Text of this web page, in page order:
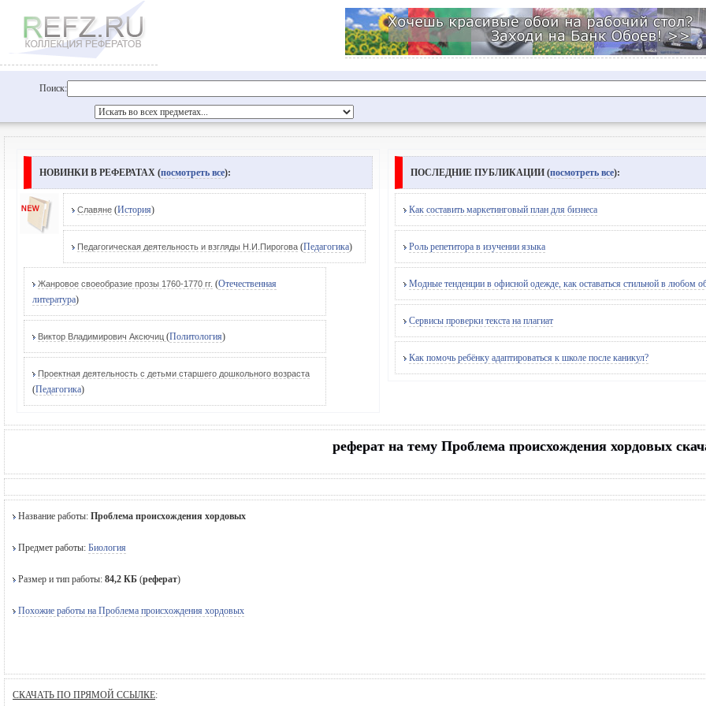
Поиск:
НОВИНКИ В РЕФЕРАТАХ (посмотреть все):
Славяне (История)
Педагогическая деятельность и взгляды Н.И.Пирогова (Педагогика)
Жанровое своеобразие прозы 1760-1770 гг. (Отечественная
литература)
Виктор Владимирович Аксючиц (Политология)
Проектная деятельность с детьми старшего дошкольного возраста
(Педагогика)
ПОСЛЕДНИЕ ПУБЛИКАЦИИ (посмотреть все):
Как составить маркетинговый план для бизнеса
Роль репетитора в изучении языка
Модные тенденции в офисной одежде, как оставаться стильной в любом
Сервисы проверки текста на плагиат
Как помочь ребёнку адаптироваться к школе после каникул?
реферат на тему Проблема происхождения хордовых
Название работы: Проблема происхождения хордовых
Предмет работы: Биология
Размер и тип работы: 84,2 КБ (реферат)
Похожие работы на Проблема происхождения хордовых
СКАЧАТЬ ПО ПРЯМОЙ ССЫЛКЕ: